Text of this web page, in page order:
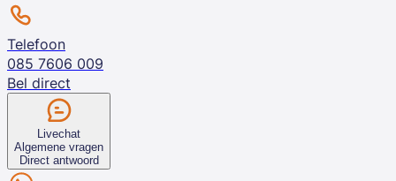
Telefoon
085 7606 009
Bel direct
Livechat
Algemene vragen
Direct antwoord